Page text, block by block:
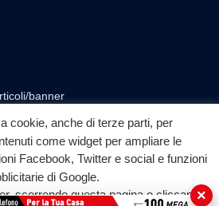
banner
◎ ▶
YouTube
cookie, anche di terze parti, per
come widget per ampliare le
Facebook, Twitter e social e funzioni
di Google.
scorrendo questa pagina o cliccando
×